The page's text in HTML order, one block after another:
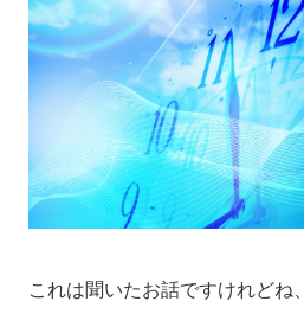
これは聞いたお話ですけれどね、